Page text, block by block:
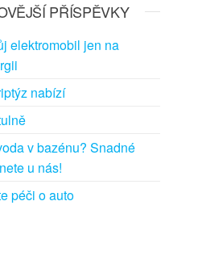
PŘÍSPĚVKY
elektromobil jen na
nabízí
v bazénu? Snadné
u nás!
péči o auto